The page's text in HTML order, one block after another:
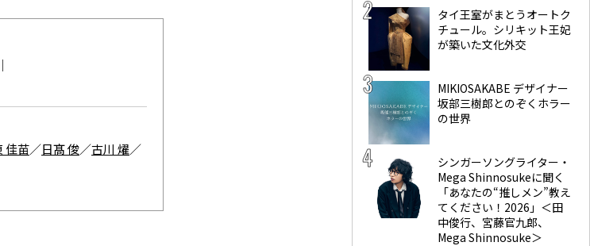
｜
佳苗／日髙 俊／古川 燿／
タイ王室がまとうオートク
チュール。シリキット王妃
が築いた文化外交
MIKIOSAKABE デザイナー
坂部三樹郎とのぞくホラー
の世界
シンガーソングライター・
Mega Shinnosukeに聞く
「あなたの“推しメン”教え
てください！2026」＜田
中俊行、宮藤官九郎、
Mega Shinnosuke＞